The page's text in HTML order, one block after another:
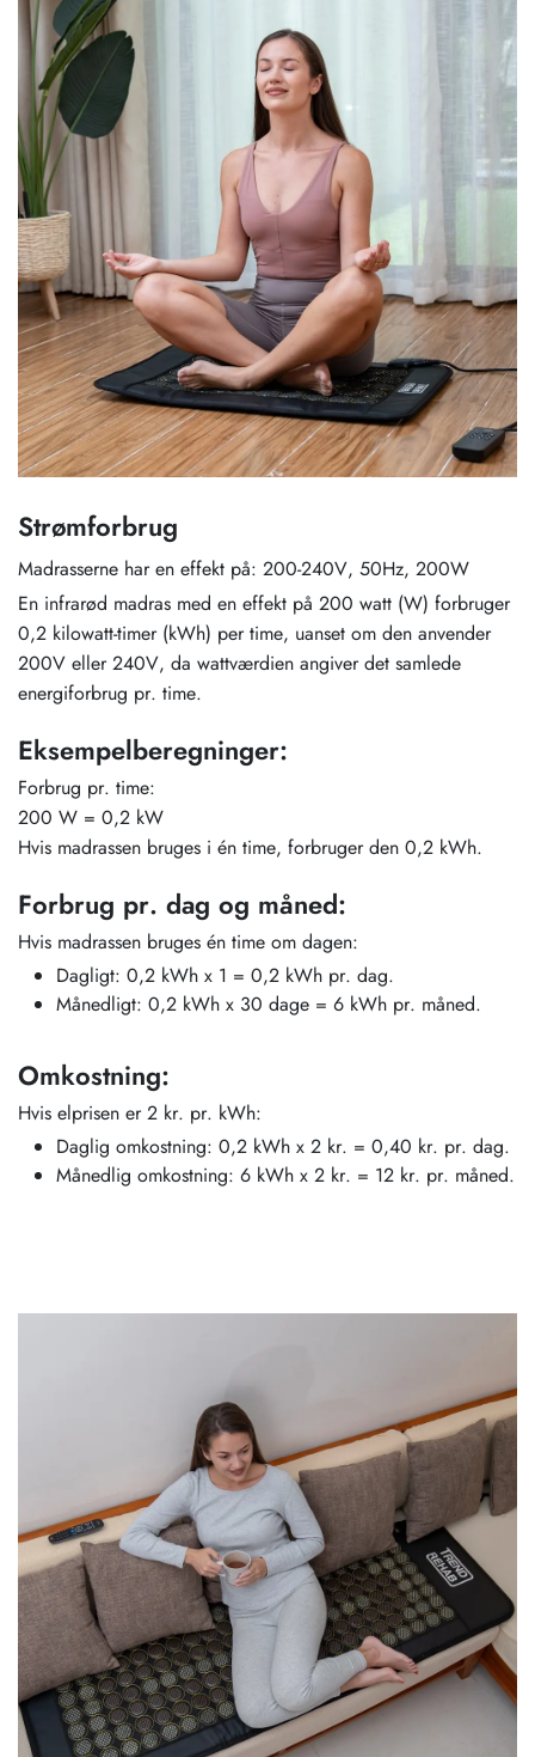
Strømforbrug
Madrasserne har en effekt på: 200-240V, 50Hz, 200W
En infrarød madras med en effekt på 200 watt (W) forbruger
0,2 kilowatt-timer (kWh) per time, uanset om den anvender
200V eller 240V, da wattværdien angiver det samlede
energiforbrug pr. time.
Eksempelberegninger:
Forbrug pr. time:
200 W = 0,2 kW
Hvis madrassen bruges i én time, forbruger den 0,2 kWh.
Forbrug pr. dag og måned:
Hvis madrassen bruges én time om dagen:
Dagligt: 0,2 kWh x 1 = 0,2 kWh pr. dag.
Månedligt: 0,2 kWh x 30 dage = 6 kWh pr. måned.
Omkostning:
Hvis elprisen er 2 kr. pr. kWh:
Daglig omkostning: 0,2 kWh x 2 kr. = 0,40 kr. pr. dag.
Månedlig omkostning: 6 kWh x 2 kr. = 12 kr. pr. måned.